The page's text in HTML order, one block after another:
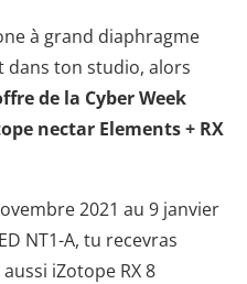
à grand diaphragme
ton studio, alors
de la Cyber Week
nectar Elements + RX
2021 au 9 janvier
NT1-A, tu recevras
iZotope RX 8